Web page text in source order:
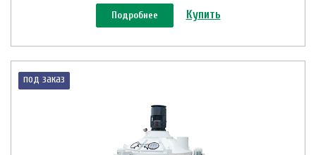
Подробнее Купить
под заказ